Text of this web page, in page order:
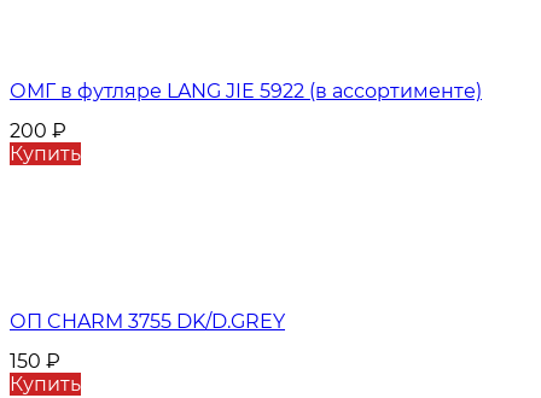
ОМГ в футляре LANG JIE 5922 (в ассортименте)
200 ₽
Купить
ОП CHARM 3755 DK/D.GREY
150 ₽
Купить